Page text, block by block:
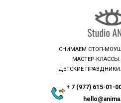
СНИМАЕМ СТОП-
МАСТЕР-
ДЕТСКИЕ
+ 7 (977) 615-01-